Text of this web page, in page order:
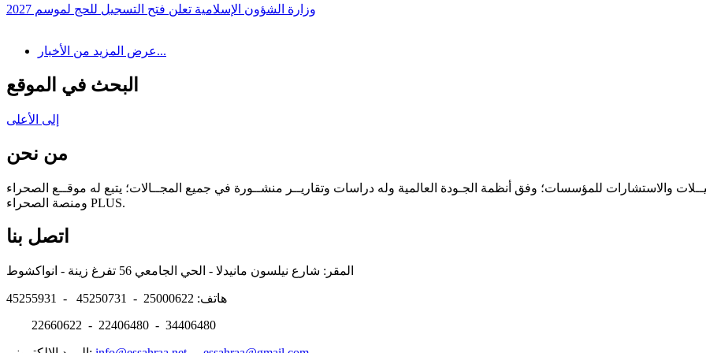
وزارة الشؤون الإسلامية تعلن فتح التسجيل للحج لموسم 2027
عرض المزيد من الأخبار...
البحث في الموقع
إلى الأعلى
من نحن
والاستشارات للمؤسسات؛ وفق أنظمة الجـودة العالمية وله دراسات وتقاريــر منشــورة في جميع المجــالات؛ يتبع له موقــع الصحراء
ومنصة الصحراء PLUS.
اتصل بنا
هاتف: 25000622 - 45250731 - 45255931
22660622 - 22406480 - 34406480